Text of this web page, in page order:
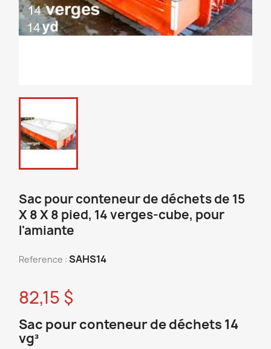
Sac pour conteneur de déchets de 15
X 8 X 8 pied, 14 verges-cube, pour
l'amiante
Reference : SAHS14
82,15 $
Sac pour conteneur de déchets 14
vg³